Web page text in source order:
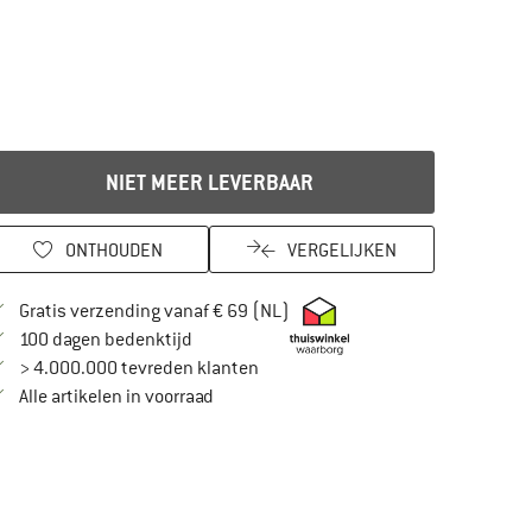
NIET MEER LEVERBAAR
ONTHOUDEN VERGELIJKEN
Gratis verzending vanaf € 69 (NL) Vind hier de
100 dagen bedenktijdVind de betalingsinformatie hier! Opent in
> 4.000.000 tevreden klanten
Alle artikelen in voorraad